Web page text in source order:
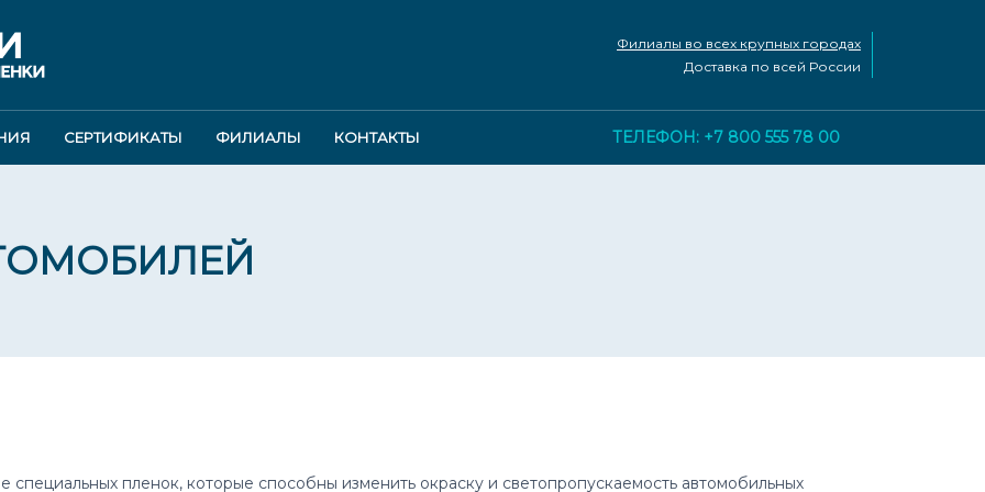
СЕРТИФИКАТЫ ФИЛИАЛЫ КОНТАКТЫ ТЕЛЕФОН: +7 800 555 78 00
Филиалы во всех крупных городах
Доставка по всей России
пленок, которые способны изменить окраску и светопропускаемость автомобильных